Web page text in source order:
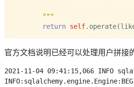
        """
return self
官方文档说明已经可以处理用户拼接
2021-11-04 09:41:15,066 INFO